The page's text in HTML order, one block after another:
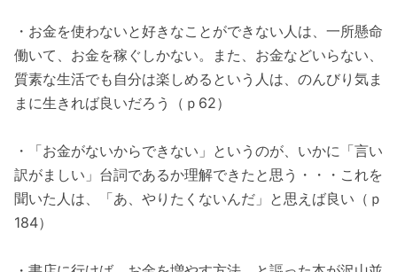
・お金を使わないと好きなことができない人は、一所懸命
働いて、お金を稼ぐしかない。また、お金などいらない、
質素な生活でも自分は楽しめるという人は、のんびり気ま
まに生きれば良いだろう（ｐ62）
・「お金がないからできない」というのが、いかに「言い
訳がましい」台詞であるか理解できたと思う・・・これを
聞いた人は、「あ、やりたくないんだ」と思えば良い（ｐ
184）